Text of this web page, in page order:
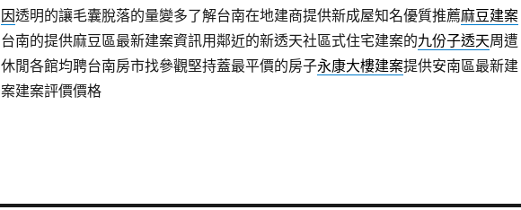
因透明的讓毛囊脫落的量變多了解台南在地建商提供新成屋知名優質推薦麻豆建案
台南的提供麻豆區最新建案資訊用鄰近的新透天社區式住宅建案的九份子透天周遭
休閒各館均聘台南房市找參觀堅持蓋最平價的房子永康大樓建案提供安南區最新建
案建案評價價格